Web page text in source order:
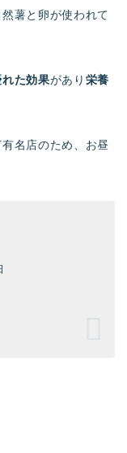
薯と卵が使われて
た効果があり 栄養
名店のため、お昼